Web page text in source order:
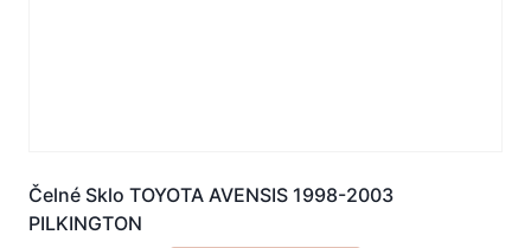
Čelné Sklo TOYOTA AVENSIS 1998-2003
PILKINGTON